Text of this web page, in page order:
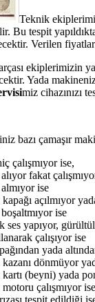
Teknik
Bu tespit
Verilen
ekiplerimizin
Yada
miz cihazınızı
bazı çamaşır
çalışmıyor ise,
fakat
ise
açılmıyor
ise
ses yapıyor,
çalışıyor ise
yada
dönmüyor
(beyni) yada
çalışmıyor ise
tespit edildiği